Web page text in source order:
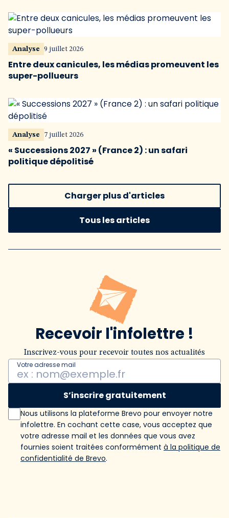
Analyse 9 juillet 2026
Entre deux canicules, les médias promeuvent les
super-pollueurs
Analyse 7 juillet 2026
« Successions 2027 » (France 2) : un safari
politique dépolitisé
Charger plus d'articles
Tous les articles
Recevoir l'infolettre !
Inscrivez-vous pour recevoir toutes nos actualités
Votre adresse mail
S’inscrire gratuitement
Nous utilisons la plateforme Brevo pour envoyer notre
infolettre. En cochant cette case, vous acceptez que
votre adresse mail et les données que vous avez
fournies soient traitées conformément à la politique de
confidentialité de Brevo.